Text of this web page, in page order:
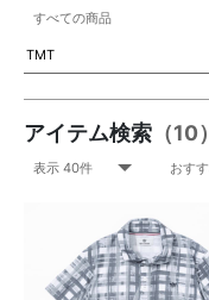
アイテム検索 （10）